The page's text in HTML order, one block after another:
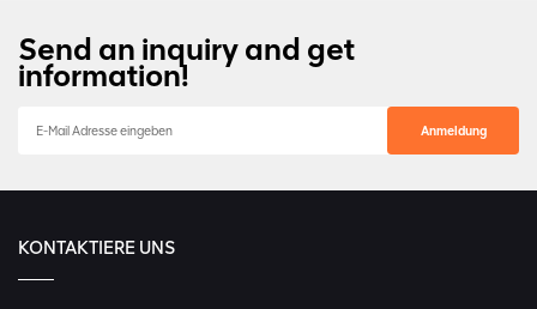
Send an inquiry and get
information!
KONTAKTIERE UNS